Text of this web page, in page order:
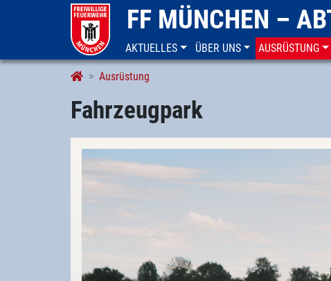
FF MÜNCHEN –
AKTUELLES ÜBER UNS AUSRÜSTUNG
Ausrüstung
Fahrzeugpark
Fahrzeugpark